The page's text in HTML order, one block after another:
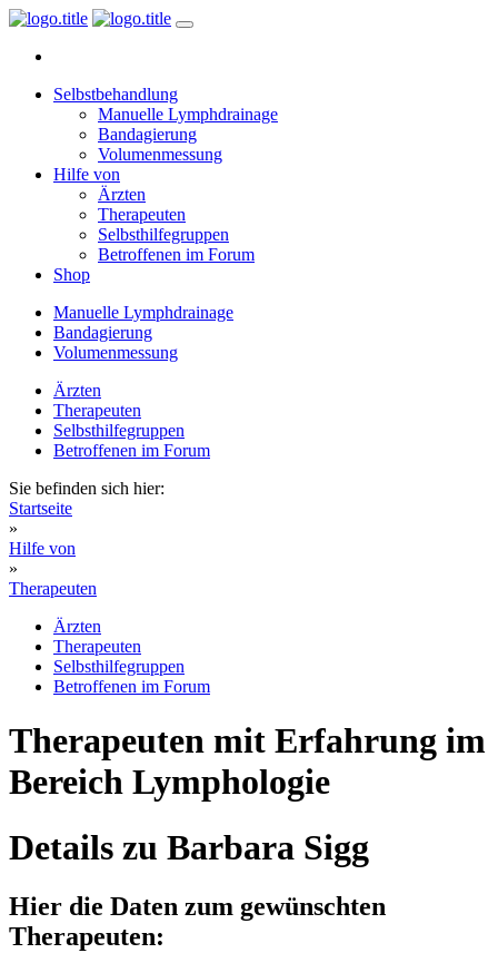
Selbstbehandlung
Manuelle Lymphdrainage
Bandagierung
Volumenmessung
Hilfe von
Ärzten
Therapeuten
Selbsthilfegruppen
Betroffenen im Forum
Shop
Manuelle Lymphdrainage
Bandagierung
Volumenmessung
Ärzten
Therapeuten
Selbsthilfegruppen
Betroffenen im Forum
Sie befinden sich hier:
Startseite
»
Hilfe von
»
Therapeuten
Ärzten
Therapeuten
Selbsthilfegruppen
Betroffenen im Forum
Therapeuten mit Erfahrung im
Bereich Lymphologie
Details zu Barbara Sigg
Hier die Daten zum gewünschten
Therapeuten: